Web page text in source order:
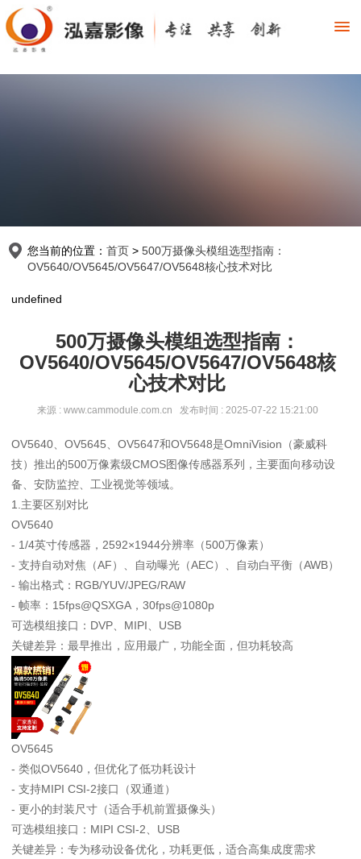
您当前的位置： 首页 > 500万摄像头模组选型指南：
OV5640/OV5645/OV5647/OV5648核心技术对比
undefined
500万摄像头模组选型指南：
OV5640/OV5645/OV5647/OV5648核
心技术对比
来源 : www.cammodule.com.cn 发布时间 : 2025-07-22 15:21:00
OV5640、OV5645、OV5647和OV5648是OmniVision（豪威科
技）推出的500万像素级CMOS图像传感器系列，主要面向移动设
备、安防监控、工业视觉等领域。
1.主要区别对比
OV5640
- 1/4英寸传感器，2592×1944分辨率（500万像素）
- 支持自动对焦（AF）、自动曝光（AEC）、自动白平衡（AWB）
- 输出格式：RGB/YUV/JPEG/RAW
- 帧率：15fps@QSXGA，30fps@1080p
可选模组接口：DVP、MIPI、USB
关键差异：最早推出，应用最广，功能全面，但功耗较高
OV5645
- 类似OV5640，但优化了低功耗设计
- 支持MIPI CSI-2接口（双通道）
- 更小的封装尺寸（适合手机前置摄像头）
可选模组接口：MIPI CSI-2、USB
关键差异：专为移动设备优化，功耗更低，适合高集成度需求